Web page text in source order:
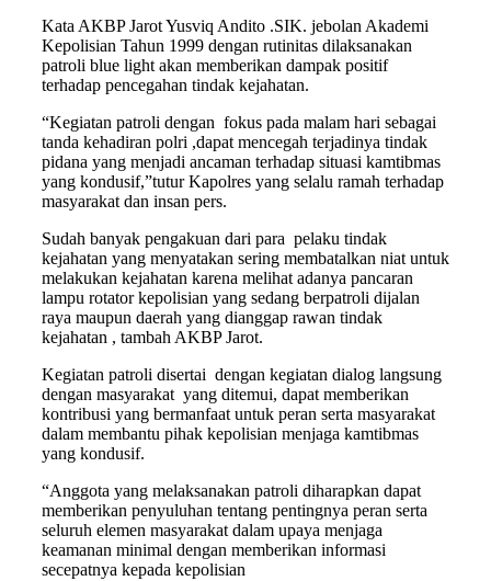
Kata AKBP Jarot Yusviq Andito .SIK. jebolan Akademi
Kepolisian Tahun 1999 dengan rutinitas dilaksanakan
patroli blue light akan memberikan dampak positif
terhadap pencegahan tindak kejahatan.
“Kegiatan patroli dengan fokus pada malam hari sebagai
tanda kehadiran polri ,dapat mencegah terjadinya tindak
pidana yang menjadi ancaman terhadap situasi kamtibmas
yang kondusif,”tutur Kapolres yang selalu ramah terhadap
masyarakat dan insan pers.
Sudah banyak pengakuan dari para pelaku tindak
kejahatan yang menyatakan sering membatalkan niat untuk
melakukan kejahatan karena melihat adanya pancaran
lampu rotator kepolisian yang sedang berpatroli dijalan
raya maupun daerah yang dianggap rawan tindak
kejahatan , tambah AKBP Jarot.
Kegiatan patroli disertai dengan kegiatan dialog langsung
dengan masyarakat yang ditemui, dapat memberikan
kontribusi yang bermanfaat untuk peran serta masyarakat
dalam membantu pihak kepolisian menjaga kamtibmas
yang kondusif.
“Anggota yang melaksanakan patroli diharapkan dapat
memberikan penyuluhan tentang pentingnya peran serta
seluruh elemen masyarakat dalam upaya menjaga
keamanan minimal dengan memberikan informasi
secepatnya kepada kepolisian